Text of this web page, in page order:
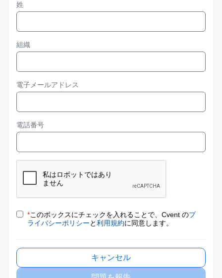
姓
組織
電子メールアドレス
電話番号
*このボックスにチェックを入れることで、Cvent のプ
ライバシーポリシーと利用規約に同意します。
キャンセル